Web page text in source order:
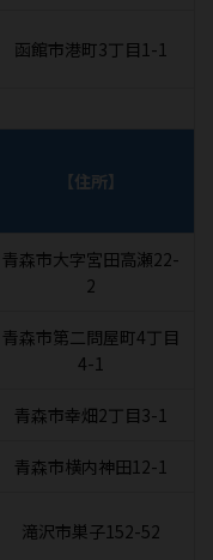
函館市港町3丁目1-1
【住所】
青森市大字宮田高瀬22-
2
青森市第二問屋町4丁目
4-1
青森市幸畑2丁目3-1
青森市横内神田12-1
滝沢市巣子152-52